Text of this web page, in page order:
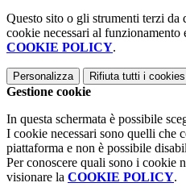
Questo sito o gli strumenti terzi
cookie necessari al
COOKIE POLICY.
Personalizza Rifiuta tutti i cookies
Gestione cookie
In questa schermata è possibile
I cookie necessari sono quelli che
piattaforma e non è possibile
Per conoscere quali sono i cookie
visionare la COOKIE POLICY.